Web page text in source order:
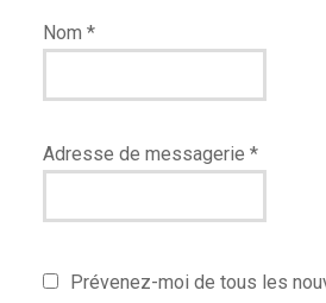
Nom *
Adresse de messagerie *
Prévenez-moi de tous les